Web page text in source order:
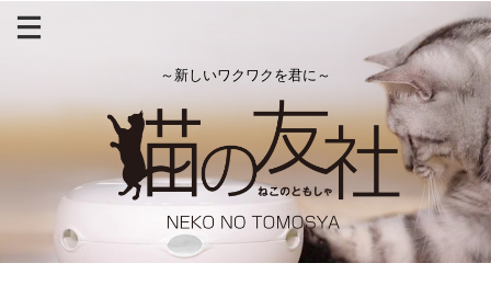
～新しいワクワクを君に～